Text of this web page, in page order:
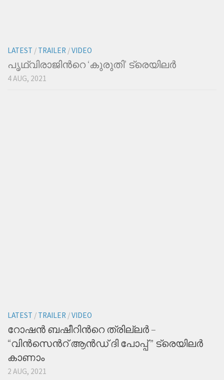
LATEST / TRAILER /VIDEO
പൃഥ്വിരാജിന്‍റെ ‘കുരുതി’ ട്രെയിലര്‍
4 AUG, 2021
LATEST / TRAILER /VIDEO
റോഷൻ ബഷീറിന്‍റെ ത്രില്ലർ –
“വിൻസെന്‍റ് ആൻഡ് ദി പോപ്പ് ” ട്രെയിലര്‍
കാണാം
2 AUG, 2021